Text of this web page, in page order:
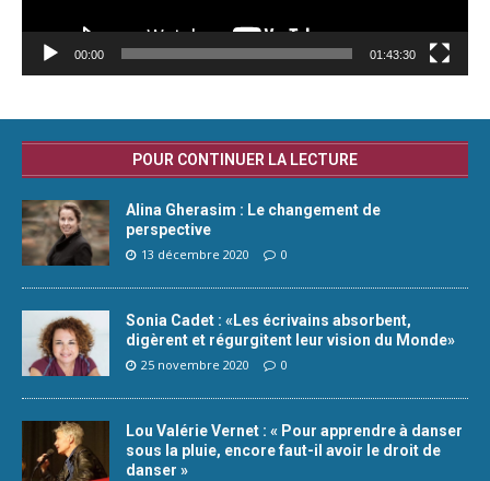
00:00 01:43:30
POUR CONTINUER LA LECTURE
Alina Gherasim : Le changement de
perspective
13 décembre 2020 0
Sonia Cadet : «Les écrivains absorbent,
digèrent et régurgitent leur vision du Monde»
25 novembre 2020 0
Lou Valérie Vernet : « Pour apprendre à danser
sous la pluie, encore faut-il avoir le droit de
danser »